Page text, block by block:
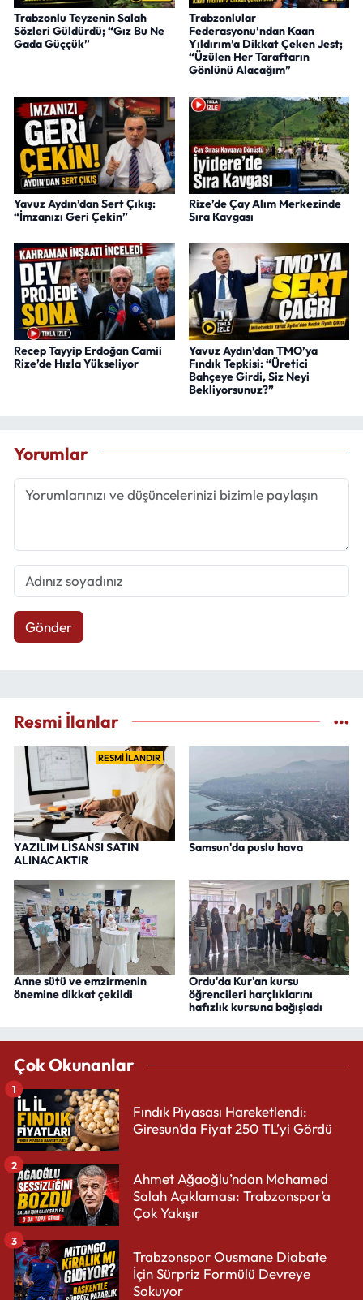
Trabzonlu Teyzenin Salah
Sözleri Güldürdü; “Gız Bu Ne
Gada Güççük”
Trabzonlular
Federasyonu’ndan Kaan
Yıldırım’a Dikkat Çeken Jest;
“Üzülen Her Taraftarın
Gönlünü Alacağım”
Yavuz Aydın’dan Sert Çıkış:
“İmzanızı Geri Çekin”
Rize’de Çay Alım Merkezinde
Sıra Kavgası
Recep Tayyip Erdoğan Camii
Rize’de Hızla Yükseliyor
Yavuz Aydın’dan TMO’ya
Fındık Tepkisi: “Üretici
Bahçeye Girdi, Siz Neyi
Bekliyorsunuz?”
Yorumlar
Gönder
Resmi İlanlar
RESMİ İLANDIR
YAZILIM LİSANSI SATIN
ALINACAKTIR
Samsun'da puslu hava
Anne sütü ve emzirmenin
önemine dikkat çekildi
Ordu'da Kur'an kursu
öğrencileri harçlıklarını
hafızlık kursuna bağışladı
Çok Okunanlar
Fındık Piyasası Hareketlendi:
Giresun’da Fiyat 250 TL’yi Gördü
1
Ahmet Ağaoğlu’ndan Mohamed
Salah Açıklaması: Trabzonspor’a
Çok Yakışır
2
Trabzonspor Ousmane Diabate
İçin Sürpriz Formülü Devreye
Sokuyor
3